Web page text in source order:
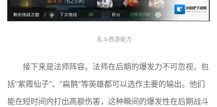
乱斗西游能力
接下来是法师阵容。法师在后期的爆发力不可忽视，包
括”紫霞仙子”、”扁鹊”等英雄都可以选作主要的输出。他们
能在短时间内打出高额伤害，这种瞬间的爆发性在后期战斗